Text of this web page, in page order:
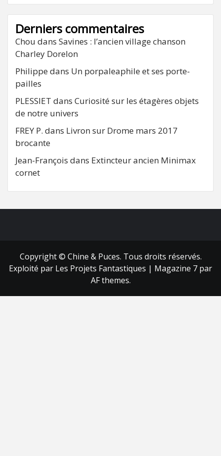
Derniers commentaires
Chou dans Savines : l’ancien village chanson
Charley Dorelon
Philippe dans Un porpaleaphile et ses porte-
pailles
PLESSIET dans Curiosité sur les étagères objets
de notre univers
FREY P. dans Livron sur Drome mars 2017
brocante
Jean-François dans Extincteur ancien Minimax
cornet
Copyright © Chine & Puces. Tous droits réservés.
Exploité par Les Projets Fantastiques | Magazine 7 par
AF themes.